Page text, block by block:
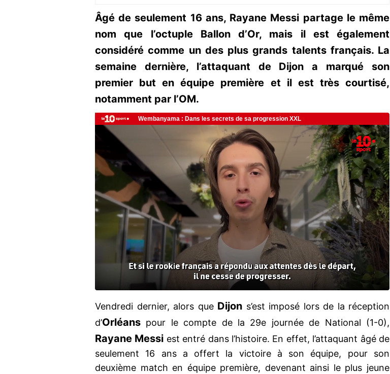
Âgé de seulement 16 ans, Rayane Messi partage le même
nom que l’octuple Ballon d’Or, mais il est également
considéré comme un des plus grands talents français. La
semaine dernière, l’attaquant de Dijon a marqué son
premier but en équipe première et il est très courtisé,
notamment par l’OM.
Vendredi dernier, alors que Dijon s’est imposé lors de la réception
d’Orléans pour le compte de la 29e journée de National (1-0),
Rayane Messi est entré dans l’histoire. En effet, l’attaquant âgé de
seulement 16 ans a offert la victoire à son équipe, pour son
deuxième match en équipe première, devenant ainsi le plus jeune